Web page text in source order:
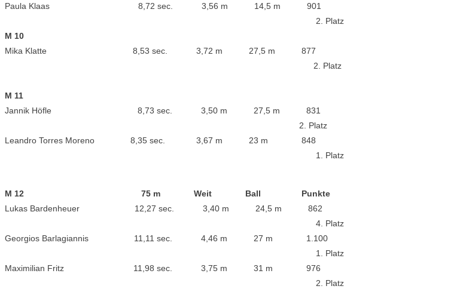
Paula Klaas 8,72 sec. 3,56 m 14,5 m 901
2.
M 10
Mika Klatte 8,53 sec. 3,72 m 27,5 m 877
2. Platz
M 11
Jannik Höfle 8,73 sec. 3,50 m 27,5 m 831
2. Platz
Leandro Torres Moreno 8,35 sec. 3,67 m 23 m 848
1. Platz
M 12 75 m Weit Ball Punkte
Lukas Bardenheuer 12,27 sec. 3,40 m 24,5 m 862
4. Platz
Georgios Barlagiannis 11,11 sec. 4,46 m 27 m 1.100
1. Platz
Maximilian Fritz 11,98 sec. 3,75 m 31 m 976
2. Platz